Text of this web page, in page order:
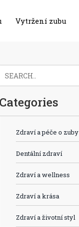
Vytržení zubu
Categories
Zdraví a péče o zuby
Dentální zdraví
Zdraví a wellness
Zdraví a krása
Zdraví a životní styl